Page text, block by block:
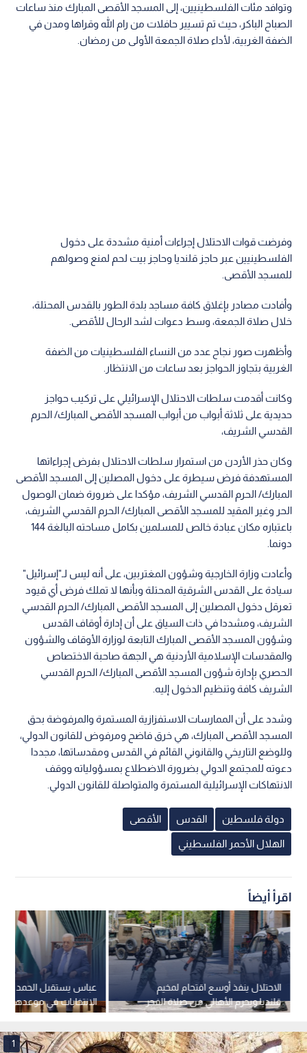
وتوافد مئات الفلسطينيين، إلى المسجد الأقصى المبارك منذ ساعات
الصباح الباكر، حيث تم تسيير حافلات من رام الله وقراها ومدن في
الضفة الغربية، لأداء صلاة الجمعة الأولى من رمضان.
وفرضت قوات الاحتلال إجراءات أمنية مشددة على دخول
الفلسطينيين عبر حاجز قلنديا وحاجز بيت لحم لمنع وصولهم
للمسجد الأقصى.
وأفادت مصادر بإغلاق كافة مساجد بلدة الطور بالقدس المحتلة،
خلال صلاة الجمعة، وسط دعوات لشد الرحال للأقصى.
وأظهرت صور نجاح عدد من النساء الفلسطينيات من الضفة
الغربية بتجاوز الحواجز بعد ساعات من الانتظار.
وكانت أقدمت سلطات الاحتلال الإسرائيلي على تركيب حواجز
حديدية على ثلاثة أبواب من أبواب المسجد الأقصى المبارك/ الحرم
القدسي الشريف،
وكان حذر الأردن من استمرار سلطات الاحتلال بفرض إجراءاتها
المستهدفة فرض سيطرة على دخول المصلين إلى المسجد الأقصى
المبارك/ الحرم القدسي الشريف، مؤكدا على ضرورة ضمان الوصول
الحر وغير المقيد للمسجد الأقصى المبارك/ الحرم القدسي الشريف،
باعتباره مكان عبادة خالص للمسلمين بكامل مساحته البالغة 144
دونما.
وأعادت وزارة الخارجية وشؤون المغتربين، على أنه ليس لـ"إسرائيل"
سيادة على القدس الشرقية المحتلة وبأنها لا تملك فرض أي قيود
تعرقل دخول المصلين إلى المسجد الأقصى المبارك/ الحرم القدسي
الشريف، ومشددا في ذات السياق على أن إدارة أوقاف القدس
وشؤون المسجد الأقصى المبارك التابعة لوزارة الأوقاف والشؤون
والمقدسات الإسلامية الأردنية هي الجهة صاحبة الاختصاص
الحصري بإدارة شؤون المسجد الأقصى المبارك/ الحرم القدسي
الشريف كافة وتنظيم الدخول إليه.
وشدد على أن الممارسات الاستفزازية المستمرة والمرفوضة بحق
المسجد الأقصى المبارك، هي خرق فاضح ومرفوض للقانون الدولي،
وللوضع التاريخي والقانوني القائم في القدس ومقدساتها، مجددا
دعوته للمجتمع الدولي بضرورة الاضطلاع بمسؤولياته ووقف
الانتهاكات الإسرائيلية المستمرة والمتواصلة للقانون الدولي.
دولة فلسطين القدس الأقصى
الهلال الأحمر الفلسطيني
اقرأ أيضاً
عباس يستقبل الحمد الله
تشرين الثاني 2026
الاحتلال ينفذ أوسع اقتحام لمخيم
قلنديا ويحرم الأهالي من صلاة الفجر
1